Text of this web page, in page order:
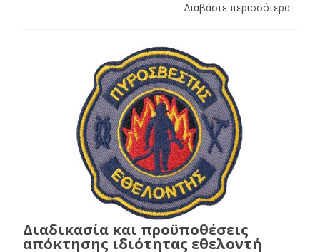
Διαβάστε περισσότερα
Διαδικασία και προϋποθέσεις
απόκτησης ιδιότητας εθελοντή